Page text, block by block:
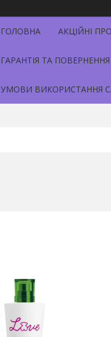
ГОЛОВНА АКЦІЙНІ
ГАРАНТІЯ ТА ПОВЕРНЕННЯ
УМОВИ ВИКОРИСТАННЯ